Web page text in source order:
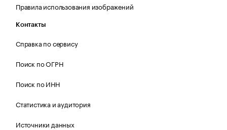
Правила использования изображений
Контакты
Справка по сервису
Поиск по ОГРН
Поиск по ИНН
Статистика и аудитория
Источники данных